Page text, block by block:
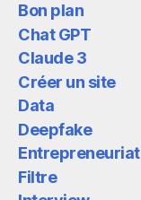
Bon plan
Chat GPT
Claude 3
Créer un site
Data
Deepfake
Entrepreneuriat
Filtre